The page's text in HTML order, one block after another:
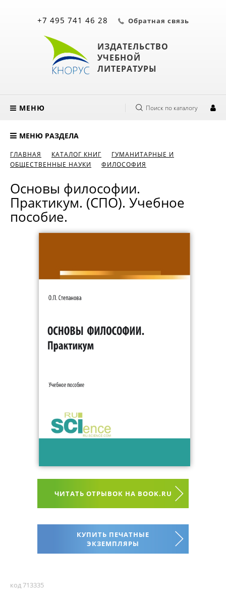
ИЗДАТЕЛЬСТВО
УЧЕБНОЙ
ЛИТЕРАТУРЫ
+7 495 741 46 28 Обратная связь
МЕНЮ Поиск по каталогу
МЕНЮ РАЗДЕЛА
ГЛАВНАЯ КАТАЛОГ КНИГ
ГУМАНИТАРНЫЕ И
ОБЩЕСТВЕННЫЕ НАУКИ
ФИЛОСОФИЯ
Основы философии.
Практикум. (СПО). Учебное
пособие.
ЧИТАТЬ ОТРЫВОК НА BOOK.RU
КУПИТЬ ПЕЧАТНЫЕ
ЭКЗЕМПЛЯРЫ
код 713335